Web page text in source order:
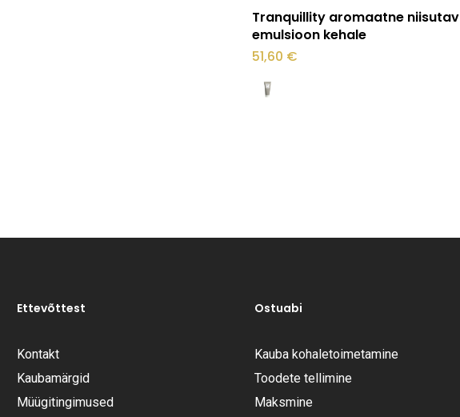
Vali
tootel
on
varianti.
Tranquillity aromaatne niisutav
emulsioon kehale
51,60 €
Ettevõttest
Kontakt
Kaubamärgid
Müügitingimused
Ostuabi
Kauba kohaletoimetamine
Toodete tellimine
Maksmine